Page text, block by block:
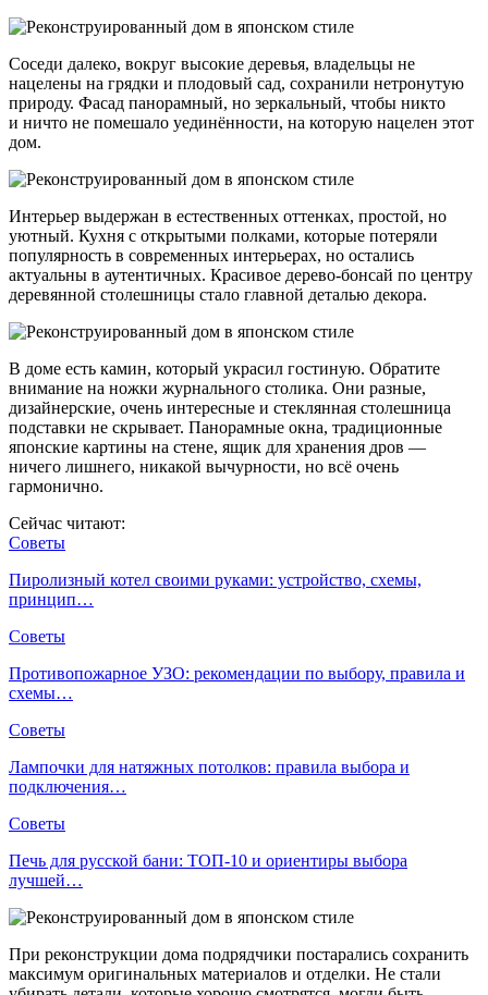
Соседи далеко, вокруг высокие деревья, владельцы не
нацелены на грядки и плодовый сад, сохранили нетронутую
природу. Фасад панорамный, но зеркальный, чтобы никто
и ничто не помешало уединённости, на которую нацелен этот
дом.
Интерьер выдержан в естественных оттенках, простой, но
уютный. Кухня с открытыми полками, которые потеряли
популярность в современных интерьерах, но остались
актуальны в аутентичных. Красивое дерево-бонсай по центру
деревянной столешницы стало главной деталью декора.
В доме есть камин, который украсил гостиную. Обратите
внимание на ножки журнального столика. Они разные,
дизайнерские, очень интересные и стеклянная столешница
подставки не скрывает. Панорамные окна, традиционные
японские картины на стене, ящик для хранения дров —
ничего лишнего, никакой вычурности, но всё очень
гармонично.
Сейчас читают:
Советы
Пиролизный котел своими руками: устройство, схемы,
принцип…
Советы
Противопожарное УЗО: рекомендации по выбору, правила и
схемы…
Советы
Лампочки для натяжных потолков: правила выбора и
подключения…
Советы
Печь для русской бани: ТОП-10 и ориентиры выбора
лучшей…
При реконструкции дома подрядчики постарались сохранить
максимум оригинальных материалов и отделки. Не стали